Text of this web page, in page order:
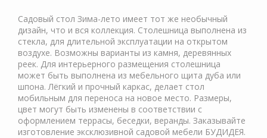
Садовый стол Зима-лето имеет тот же необычный
дизайн, что и вся коллекция. Столешница выполнена из
стекла, для длительной эксплуатации на открытом
воздухе. Возможны варианты из камня, деревянных
реек. Для интерьерного размещения столешница
может быть выполнена из мебельного щита дуба или
шпона. Лёгкий и прочный каркас, делает стол
мобильным для переноса на новое место. Размеры,
цвет могут быть изменены в соответствии с
оформлением террасы, беседки, веранды. Заказывайте
изготовление эксклюзивной садовой мебели БУДИДЕЯ.